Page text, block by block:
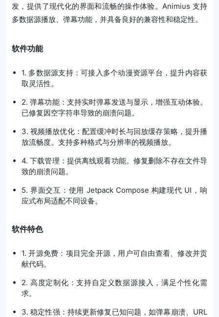
发，提供了现代化的界面和流畅的操作体验。Animius 支持
多数据源播放、弹幕功能，并具备良好的兼容性和稳定性。
软件功能
1. 多数据源支持：可接入多个动漫资源平台，提升内容获
取灵活性。
2. 弹幕功能：支持实时弹幕发送与显示，增强互动体验。
已修复因空字符串导致的崩溃问题。
3. 视频播放优化：配置缓冲时长与回放缓存策略，提升播
放流畅度。支持多种格式与分辨率的视频播放。
4. 下载管理：提供离线观看功能。修复删除不存在文件导
致的崩溃问题。
5. 界面交互：使用 Jetpack Compose 构建现代 UI，响
应式布局适配不同设备。
软件特色
1. 开源免费：项目完全开源，用户可自由查看、修改并贡
献代码。
2. 高度定制化：支持自定义数据源接入，满足个性化需
求。
3. 稳定性强：持续更新修复已知问题，如弹幕崩溃、URL